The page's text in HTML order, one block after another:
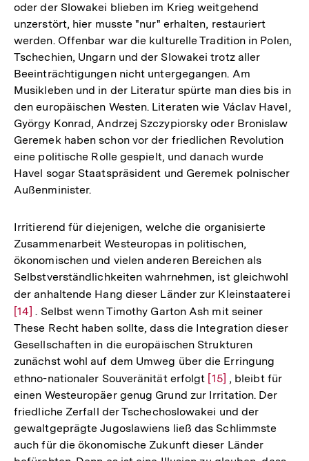
oder der Slowakei blieben im Krieg weitgehend
unzerstört, hier musste "nur" erhalten, restauriert
werden. Offenbar war die kulturelle Tradition in Polen,
Tschechien, Ungarn und der Slowakei trotz aller
Beeinträchtigungen nicht untergegangen. Am
Musikleben und in der Literatur spürte man dies bis in
den europäischen Westen. Literaten wie Václav Havel,
György Konrad, Andrzej Szczypiorsky oder Bronislaw
Geremek haben schon vor der friedlichen Revolution
eine politische Rolle gespielt, und danach wurde
Havel sogar Staatspräsident und Geremek polnischer
Außenminister.
Irritierend für diejenigen, welche die organisierte
Zusammenarbeit Westeuropas in politischen,
ökonomischen und vielen anderen Bereichen als
Selbstverständlichkeiten wahrnehmen, ist gleichwohl
der anhaltende Hang dieser Länder zur Kleinstaaterei
[14] . Selbst wenn Timothy Garton Ash mit seiner
These Recht haben sollte, dass die Integration dieser
Gesellschaften in die europäischen Strukturen
zunächst wohl auf dem Umweg über die Erringung
ethno-nationaler Souveränität erfolgt Zur
Auflösung
der
Fußnote
[15] , bleibt für
einen Westeuropäer genug Grund zur Irritation. Der
friedliche Zerfall der Tschechoslowakei und der
gewaltgeprägte Jugoslawiens ließ das Schlimmste
auch für die ökonomische Zukunft dieser Länder